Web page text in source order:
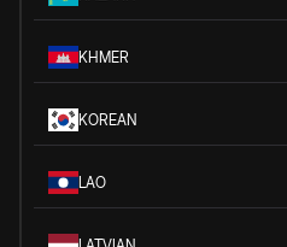
KHMER
KOREAN
LAO